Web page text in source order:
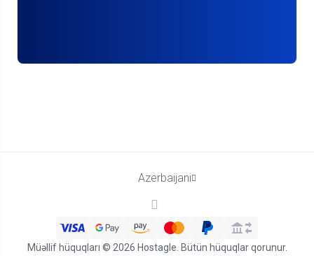
Müəllif hüquqları © 2026 Hostagle. Bütün hüquqlar qorunur.
Azerbaijani